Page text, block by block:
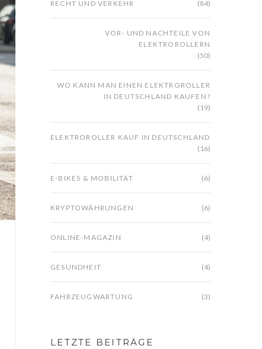
RECHT UND VERKEHR (84)
VOR- UND NACHTEILE VON
ELEKTROROLLERN
(50)
WO KANN MAN EINEN ELEKTROROLLER
IN DEUTSCHLAND KAUFEN?
(19)
ELEKTROROLLER KAUF IN DEUTSCHLAND
(16)
E-BIKES & MOBILITÄT (6)
KRYPTOWÄHRUNGEN (6)
ONLINE-MAGAZIN (4)
GESUNDHEIT (4)
FAHRZEUGWARTUNG (3)
LETZTE BEITRÄGE